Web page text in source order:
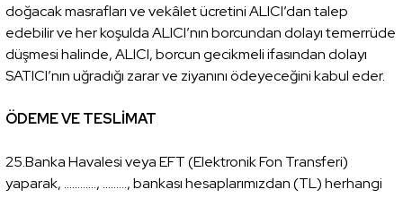
doğacak masrafları ve vekâlet ücretini ALICI’dan talep
edebilir ve her koşulda ALICI’nın borcundan dolayı temerrüde
düşmesi halinde, ALICI, borcun gecikmeli ifasından dolayı
SATICI’nın uğradığı zarar ve ziyanını ödeyeceğini kabul eder.
ÖDEME VE TESLİMAT
25.Banka Havalesi veya EFT (Elektronik Fon Transferi)
yaparak, ............, ........., bankası hesaplarımızdan (TL) herhangi